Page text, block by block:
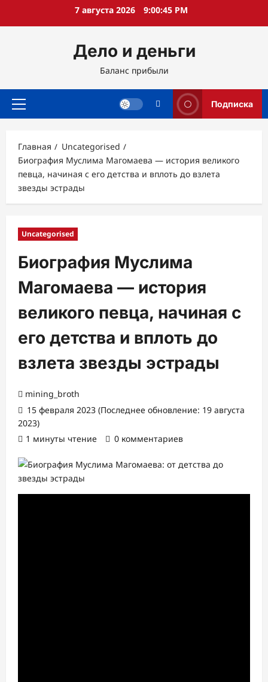
7 августа 2026 9:00:46 PM
Дело и деньги
Баланс прибыли
Основное
Подписка
Главная
Uncategorised
Биография Муслима Магомаева — история великого
певца, начиная с его детства и вплоть до взлета
звезды эстрады
Uncategorised
Биография Муслима
Магомаева — история
великого певца, начиная с
его детства и вплоть до
взлета звезды эстрады
mining_broth
15 февраля 2023 (Последнее обновление: 19 августа
2023)
1 минуты чтение
0 комментариев